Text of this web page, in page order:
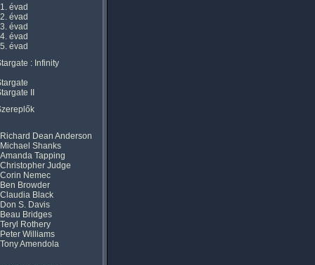
1. évad
2. évad
3. évad
4. évad
5. évad
: Infinity
II
Richard Dean Anderson
Michael Shanks
Amanda Tapping
Christopher Judge
Corin Nemec
Ben Browder
Claudia Black
Don S. Davis
Beau Bridges
Teryl Rothery
Peter Williams
Tony Amendola